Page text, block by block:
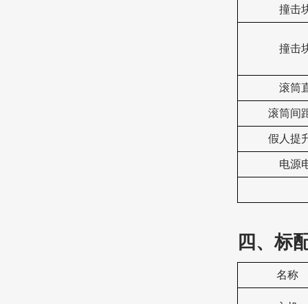
撞击
撞击
滚筒
滚筒间
假人提
电源
四、标
名称